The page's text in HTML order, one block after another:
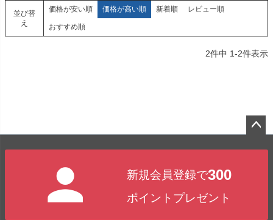
並び替
え
価格が安い順 価格が高い順 新着順 レビュー順
おすすめ順
2件中 1-2件表示
新規会員登録で300
ポイントプレゼント